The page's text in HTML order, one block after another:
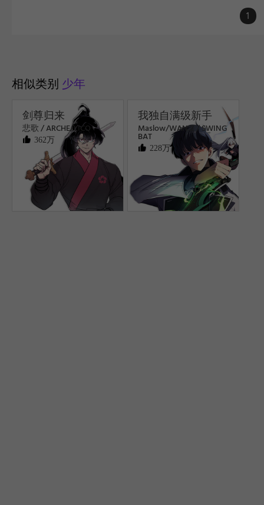
1
相似类别 少年
剑尊归来
悲歌 / ARCHE/LICO
362万
我独自满级新手
Maslow/WAN.Z / SWING
BAT
228万